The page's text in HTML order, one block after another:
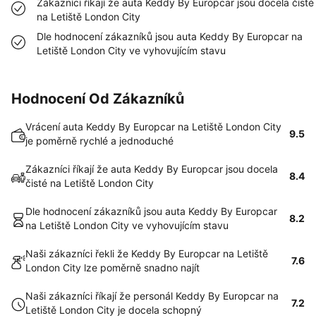
Zákazníci říkají že auta Keddy By Europcar jsou docela čisté
na Letiště London City
Dle hodnocení zákazníků jsou auta Keddy By Europcar na
Letiště London City ve vyhovujícím stavu
Hodnocení Od Zákazníků
Vrácení auta Keddy By Europcar na Letiště London City
je poměrně rychlé a jednoduché
9.5
Zákazníci říkají že auta Keddy By Europcar jsou docela
čisté na Letiště London City
8.4
Dle hodnocení zákazníků jsou auta Keddy By Europcar
na Letiště London City ve vyhovujícím stavu
8.2
Naši zákazníci řekli že Keddy By Europcar na Letiště
London City lze poměrně snadno najít
7.6
Naši zákazníci říkají že personál Keddy By Europcar na
Letiště London City je docela schopný
7.2